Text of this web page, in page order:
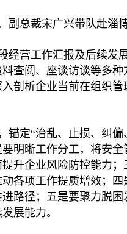
副总裁宋广兴带队赴淄
经营工作汇报及后续发
查阅、座谈访谈等多
剖析企业当前在组织
锚定“治乱、止损、纠
明晰工作分工，将安
升企业风险防控能力
各项工作提质增效；
路径；五是要聚力脱
展能力。